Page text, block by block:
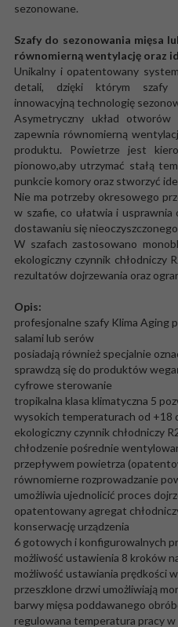
sezonowane.
Szafy do sezonowania mięsa
równomierną wentylację oraz
Unikalny i opatentowany
detali, dzięki którym szafy
innowacyjną technologię
Asymetryczny układ
zapewnia równomierną
produktu. Powietrze jest
pionowo,aby utrzymać stałą
punkcie komory oraz stworzyć
Nie ma potrzeby okresowego
w szafie, co ułatwia i usprawnia
dostawaniu się
W szafach zastosowano
ekologiczny czynnik chłodniczy
rezultatów dojrzewania oraz
Opis:
profesjonalne szafy Klima Aging
salami lub serów
posiadają również specjalnie
sprawdzą się do produktów
cyfrowe sterowanie
tropikalna klasa klimatyczna 5
wysokich temperaturach od +18
ekologiczny czynnik chłodniczy
chłodzenie pośrednie
przepływem powietrza
równomierne rozprowadzanie
umożliwia ujednolicić proces
opatentowany agregat
konserwację urządzenia
6 gotowych i konfigurowalnych
możliwość ustawienia 8 kroków
możliwość ustawiania prędkości
przeszklone drzwi umożliwiają
barwy mięsa poddawanego
regulowana temperatura pracy w